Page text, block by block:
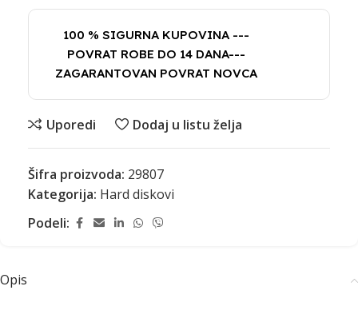
100 % SIGURNA KUPOVINA ---
POVRAT ROBE DO 14 DANA---
ZAGARANTOVAN POVRAT NOVCA
Uporedi Dodaj u listu želja
Šifra proizvoda: 29807
Kategorija: Hard diskovi
Podeli:
Opis